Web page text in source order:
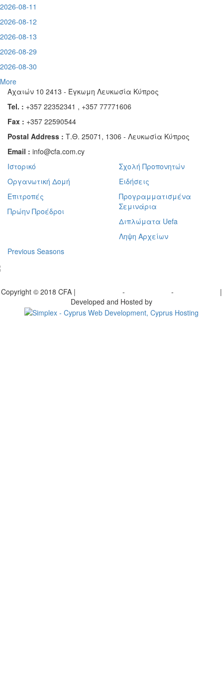
2026-08-11
2026-08-12
2026-08-13
2026-08-29
2026-08-30
More
Αχαιών 10 2413 - Έγκωμη Λευκωσία Κύπρος
Tel. : +357 22352341 , +357 77771606
Fax : +357 22590544
Postal Address : Τ.Θ. 25071, 1306 - Λευκωσία Κύπρος
Email : info@cfa.com.cy
Ιστορικό
Οργανωτική Δομή
Επιτροπές
Πρώην Προέδροι
Σχολή Προπονητών
Ειδήσεις
Προγραμματισμένα
Σεμινάρια
Διπλώματα Uefa
Ληψη Αρχείων
Previous Seasons
Copyright © 2018 CFA | - -
|
Developed and Hosted by